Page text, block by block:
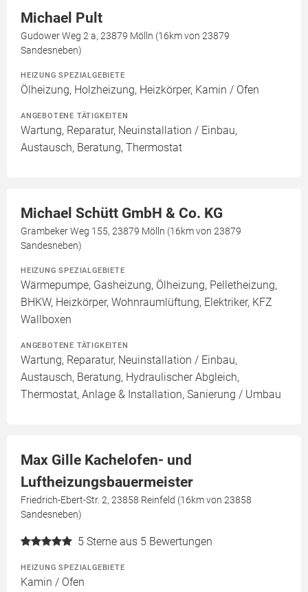
Michael Pult
Gudower Weg 2 a, 23879 Mölln (16km von 23879
Sandesneben)
HEIZUNG SPEZIALGEBIETE
Ölheizung, Holzheizung, Heizkörper, Kamin / Ofen
ANGEBOTENE TÄTIGKEITEN
Wartung, Reparatur, Neuinstallation / Einbau,
Austausch, Beratung, Thermostat
Michael Schütt GmbH & Co. KG
Grambeker Weg 155, 23879 Mölln (16km von 23879
Sandesneben)
HEIZUNG SPEZIALGEBIETE
Wärmepumpe, Gasheizung, Ölheizung, Pelletheizung,
BHKW, Heizkörper, Wohnraumlüftung, Elektriker, KFZ
Wallboxen
ANGEBOTENE TÄTIGKEITEN
Wartung, Reparatur, Neuinstallation / Einbau,
Austausch, Beratung, Hydraulischer Abgleich,
Thermostat, Anlage & Installation, Sanierung / Umbau
Max Gille Kachelofen- und
Luftheizungsbauermeister
Friedrich-Ebert-Str. 2, 23858 Reinfeld (16km von 23858
Sandesneben)
5 Sterne aus 5 Bewertungen
HEIZUNG SPEZIALGEBIETE
Kamin / Ofen